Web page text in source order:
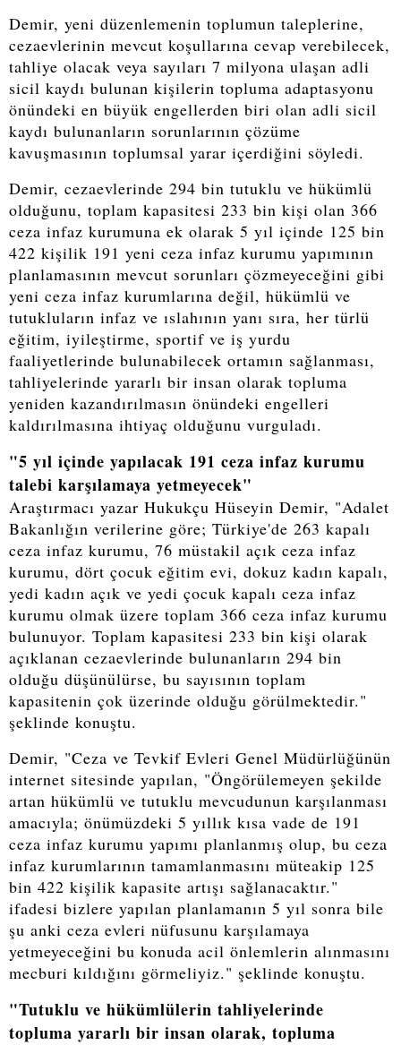
Demir, yeni düzenlemenin toplumun taleplerine,
cezaevlerinin mevcut koşullarına cevap verebilecek,
tahliye olacak veya sayıları 7 milyona ulaşan adli
sicil kaydı bulunan kişilerin topluma adaptasyonu
önündeki en büyük engellerden biri olan adli sicil
kaydı bulunanların sorunlarının çözüme
kavuşmasının toplumsal yarar içerdiğini söyledi.
Demir, cezaevlerinde 294 bin tutuklu ve hükümlü
olduğunu, toplam kapasitesi 233 bin kişi olan 366
ceza infaz kurumuna ek olarak 5 yıl içinde 125 bin
422 kişilik 191 yeni ceza infaz kurumu yapımının
planlamasının mevcut sorunları çözmeyeceğini gibi
yeni ceza infaz kurumlarına değil, hükümlü ve
tutukluların infaz ve ıslahının yanı sıra, her türlü
eğitim, iyileştirme, sportif ve iş yurdu
faaliyetlerinde bulunabilecek ortamın sağlanması,
tahliyelerinde yararlı bir insan olarak topluma
yeniden kazandırılmasın önündeki engelleri
kaldırılmasına ihtiyaç olduğunu vurguladı.
"5 yıl içinde yapılacak 191 ceza infaz kurumu
talebi karşılamaya yetmeyecek"
Araştırmacı yazar Hukukçu Hüseyin Demir, "Adalet
Bakanlığın verilerine göre; Türkiye'de 263 kapalı
ceza infaz kurumu, 76 müstakil açık ceza infaz
kurumu, dört çocuk eğitim evi, dokuz kadın kapalı,
yedi kadın açık ve yedi çocuk kapalı ceza infaz
kurumu olmak üzere toplam 366 ceza infaz kurumu
bulunuyor. Toplam kapasitesi 233 bin kişi olarak
açıklanan cezaevlerinde bulunanların 294 bin
olduğu düşünülürse, bu sayısının toplam
kapasitenin çok üzerinde olduğu görülmektedir."
şeklinde konuştu.
Demir, "Ceza ve Tevkif Evleri Genel Müdürlüğünün
internet sitesinde yapılan, "Öngörülemeyen şekilde
artan hükümlü ve tutuklu mevcudunun karşılanması
amacıyla; önümüzdeki 5 yıllık kısa vade de 191
ceza infaz kurumu yapımı planlanmış olup, bu ceza
infaz kurumlarının tamamlanmasını müteakip 125
bin 422 kişilik kapasite artışı sağlanacaktır."
ifadesi bizlere yapılan planlamanın 5 yıl sonra bile
şu anki ceza evleri nüfusunu karşılamaya
yetmeyeceğini bu konuda acil önlemlerin alınmasını
mecburi kıldığını görmeliyiz." şeklinde konuştu.
"Tutuklu ve hükümlülerin tahliyelerinde
topluma yararlı bir insan olarak, topluma